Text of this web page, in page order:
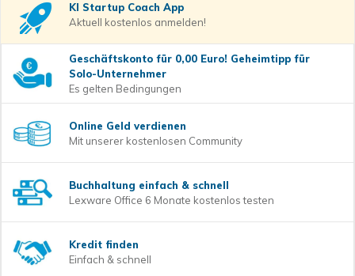
KI Startup Coach App
Aktuell kostenlos anmelden!
Geschäftskonto für 0,00 Euro! Geheimtipp für
Solo-Unternehmer
Es gelten Bedingungen
Online Geld verdienen
Mit unserer kostenlosen Community
Buchhaltung einfach & schnell
Lexware Office 6 Monate kostenlos testen
Kredit finden
Einfach & schnell